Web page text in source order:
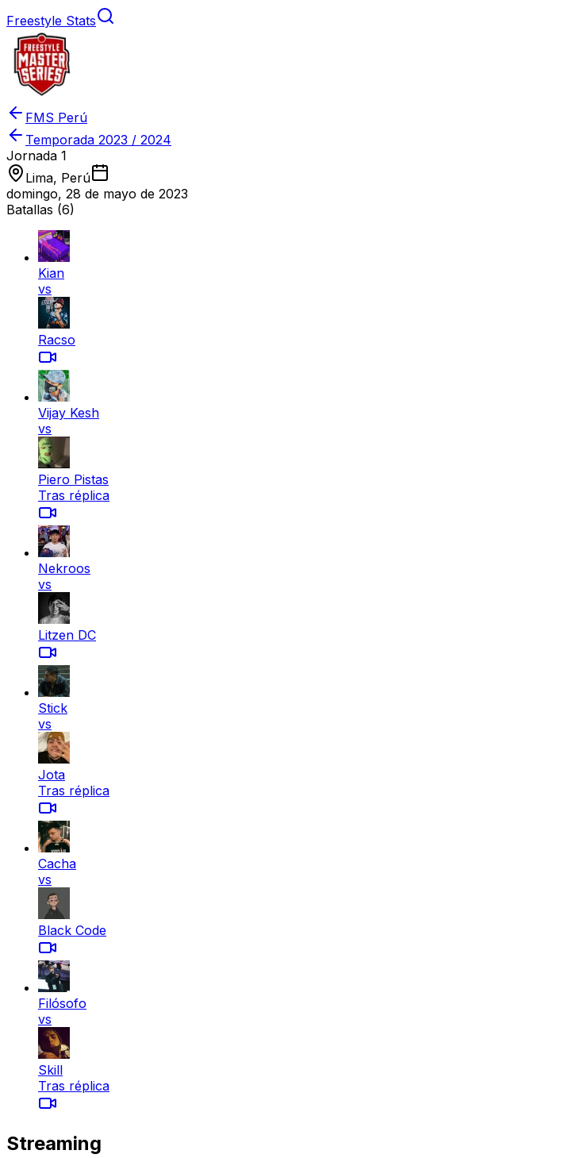
Freestyle Stats
FMS Perú
Temporada 2023 / 2024
Jornada 1
Lima, Perú
domingo, 28 de mayo de 2023
Batallas (6)
Kian
vs
Racso
Vijay Kesh
vs
Piero Pistas
Tras réplica
Nekroos
vs
Litzen DC
Stick
vs
Jota
Tras réplica
Cacha
vs
Black Code
Filósofo
vs
Skill
Tras réplica
Streaming